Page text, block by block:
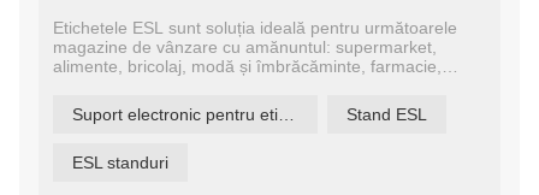
Etichetele ESL sunt soluția ideală pentru următoarele
magazine de vânzare cu amănuntul: supermarket,
alimente, bricolaj, modă și îmbrăcăminte, farmacie,
și ca semnalizare digitală în birouri, spitale, hoteluri și
aeroporturi sau ca orare de oprire. și panouri de
Stand ESL
ESL standuri